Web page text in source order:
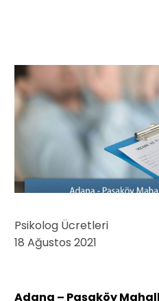
Psikolog Ücretleri
18 Ağustos 2021
Adana – Paşaköy